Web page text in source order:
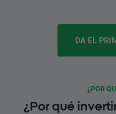
DA EL
¿POR
¿Por qué